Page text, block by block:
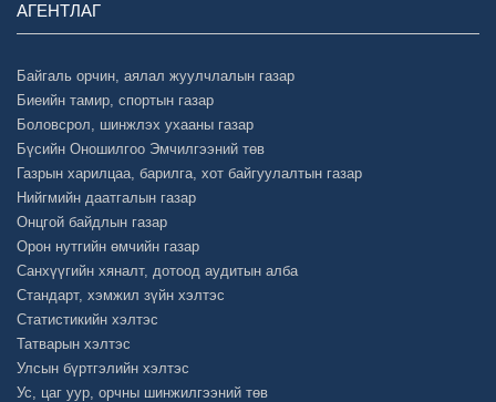
АГЕНТЛАГ
Байгаль орчин, аялал жуулчлалын газар
Биеийн тамир, спортын газар
Боловсрол, шинжлэх ухааны газар
Бүсийн Оношилгоо Эмчилгээний төв
Газрын харилцаа, барилга, хот байгуулалтын газар
Нийгмийн даатгалын газар
Онцгой байдлын газар
Орон нутгийн өмчийн газар
Санхүүгийн хяналт, дотоод аудитын алба
Стандарт, хэмжил зүйн хэлтэс
Статистикийн хэлтэс
Татварын хэлтэс
Улсын бүртгэлийн хэлтэс
Ус, цаг уур, орчны шинжилгээний төв